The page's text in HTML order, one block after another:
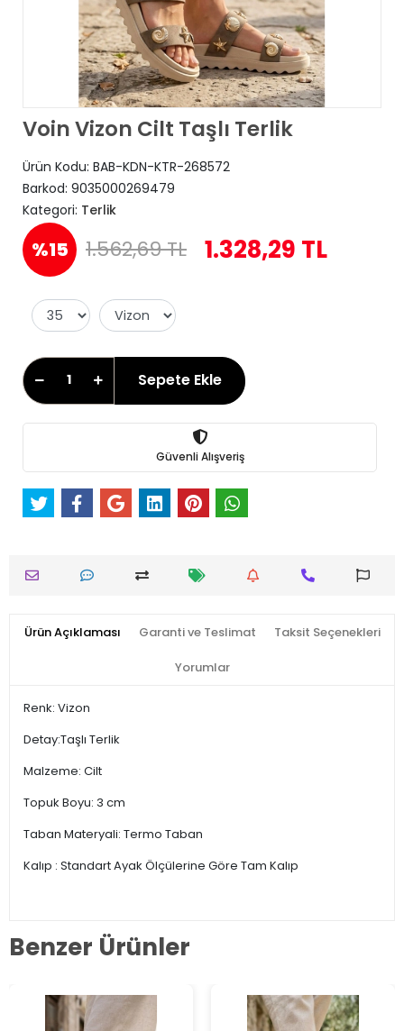
Voin Vizon Cilt Taşlı Terlik
Ürün Kodu: BAB-KDN-KTR-268572
Barkod: 9035000269479
Kategori: Terlik
%15 1.562,69 TL 1.328,29 TL
Sepete Ekle
Güvenli Alışveriş
Ürün Açıklaması Garanti ve Teslimat Taksit Seçenekleri
Yorumlar
Renk: Vizon
Detay:Taşlı Terlik
Malzeme: Cilt
Topuk Boyu: 3 cm
Taban Materyali: Termo Taban
Kalıp : Standart Ayak Ölçülerine Göre Tam Kalıp
Benzer Ürünler